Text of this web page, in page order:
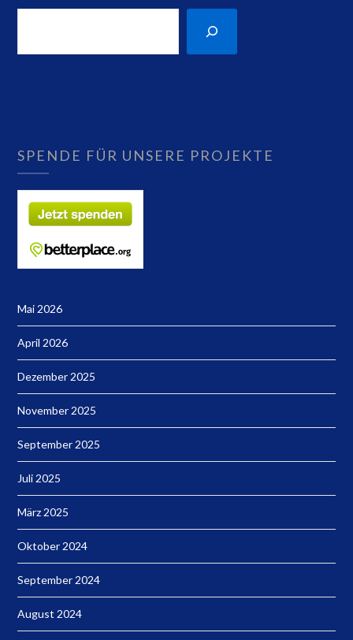
SPENDE FÜR UNSERE PROJEKTE
Mai 2026
April 2026
Dezember 2025
November 2025
September 2025
Juli 2025
März 2025
Oktober 2024
September 2024
August 2024